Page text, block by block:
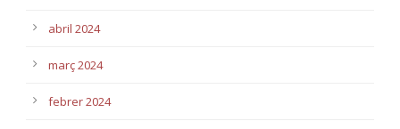
abril 2024
març 2024
febrer 2024